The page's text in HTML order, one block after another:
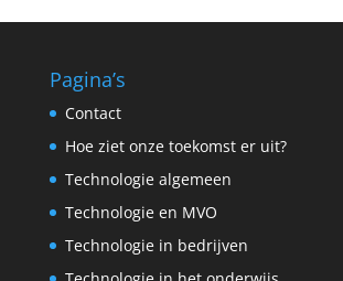
Pagina’s
Contact
Hoe ziet onze toekomst er uit?
Technologie algemeen
Technologie en MVO
Technologie in bedrijven